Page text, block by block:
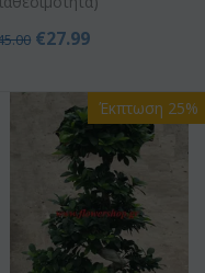
€27.99
Έκπτωση 25%